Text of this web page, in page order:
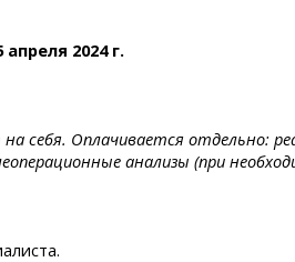
2024 г.
на себя. Оплачивается
анализы (при